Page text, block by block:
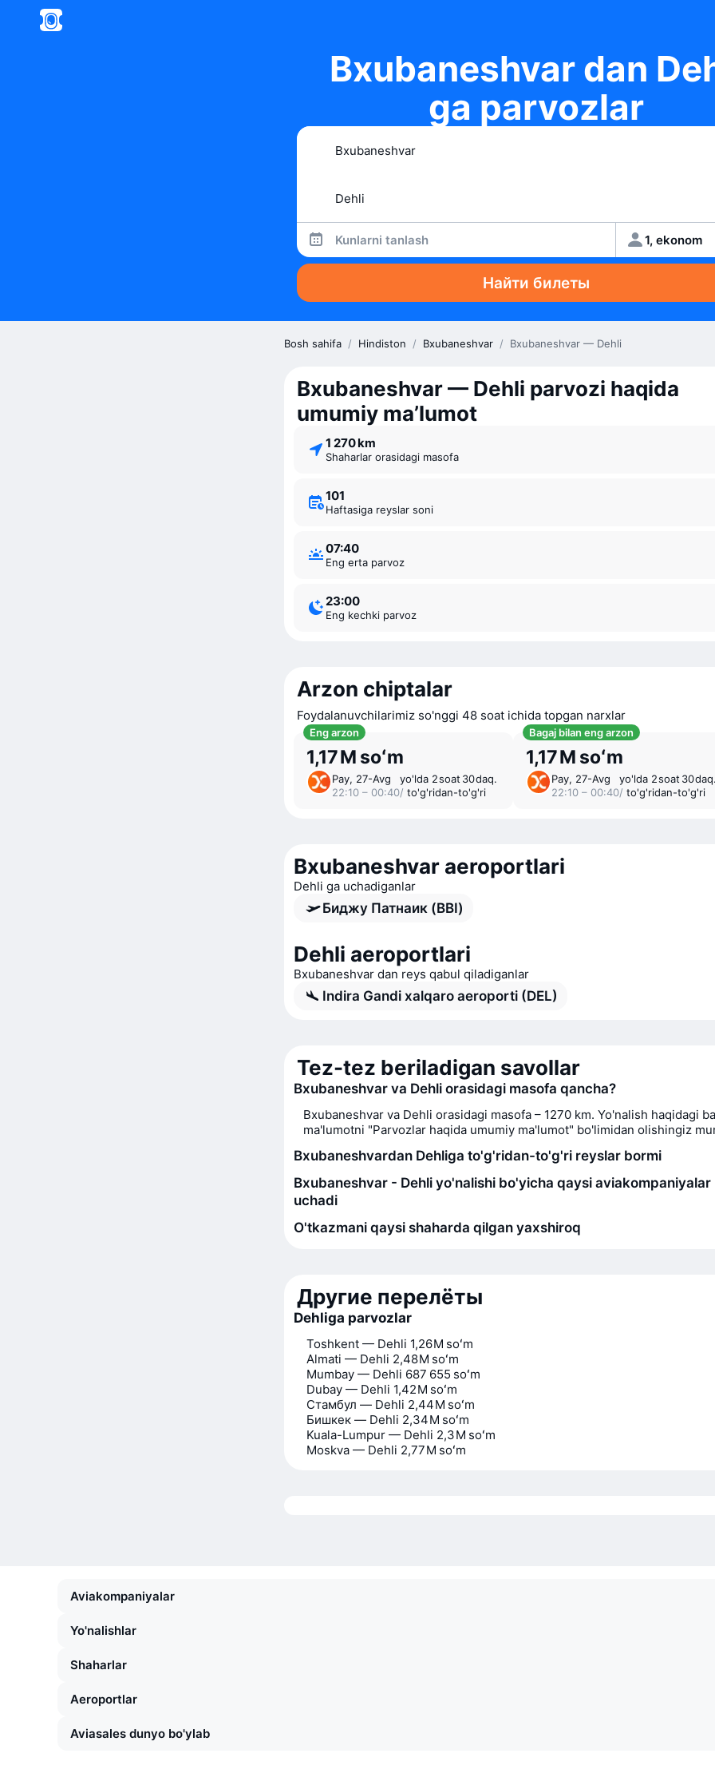
Bxubaneshvar dan
ga parvozlar
Kunlarni tanlash 1, ekonom
Найти билеты
Bosh sahifa / Hindiston / Bxubaneshvar / Bxubaneshvar — Dehli
Bxubaneshvar — Dehli parvozi haqida
umumiy ma’lumot
1 270 km
Shaharlar orasidagi masofa
101
Haftasiga reyslar soni
07:40
Eng erta parvoz
23:00
Eng kechki parvoz
Arzon chiptalar
Foydalanuvchilarimiz so'nggi 48 soat ichida topgan narxlar
Eng arzon
1,17 M soʻm
Pay, 27-Avg
22:10 – 00:40
yo'lda 2 ⁠soat 30 ⁠daq.
/ to'g'ridan-to'g'ri
Bagaj bilan eng arzon
1,17 M soʻm
Pay, 27-Avg
22:10 – 00:40
yo'lda 2 ⁠soat 30
/ to'g'ridan-to'g'ri
Bxubaneshvar aeroportlari
Dehli ga uchadiganlar
Биджу Патнаик (BBI)
Dehli aeroportlari
Bxubaneshvar dan reys qabul qiladiganlar
Indira Gandi xalqaro aeroporti (DEL)
Tez-tez beriladigan savollar
Bxubaneshvar va Dehli orasidagi masofa qancha?
Bxubaneshvar va Dehli orasidagi masofa – 1270 km. Yo'nalish haqidagi
ma'lumotni "Parvozlar haqida umumiy ma'lumot" bo'limidan olishingiz
Bxubaneshvardan Dehliga to'g'ridan-to'g'ri reyslar bormi
Bxubaneshvar - Dehli yo'nalishi bo'yicha qaysi aviakompaniyalar
uchadi
O'tkazmani qaysi shaharda qilgan yaxshiroq
Другие перелёты
Dehliga parvozlar
Toshkent — Dehli 1,26 M soʻm
Almati — Dehli 2,48 M soʻm
Mumbay — Dehli 687 655 soʻm
Dubay — Dehli 1,42 M soʻm
Стамбул — Dehli 2,44 M soʻm
Бишкек — Dehli 2,34 M soʻm
Kuala-Lumpur — Dehli 2,3 M soʻm
Moskva — Dehli 2,77 M soʻm
Aviakompaniyalar
Yo'nalishlar
Shaharlar
Aeroportlar
Aviasales dunyo bo'ylab